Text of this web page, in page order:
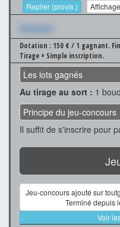
Replier (provis.)
Xxxxxxx
Dotation : 150 € / 1 gagnant.
Tirage + Simple inscription.
Les lots gagnés
Au tirage au sort : 1
Principe du jeu-concours
Il suffit de s'inscrire pour
Jeu-concours ajouté sur
Terminé depuis
Voir